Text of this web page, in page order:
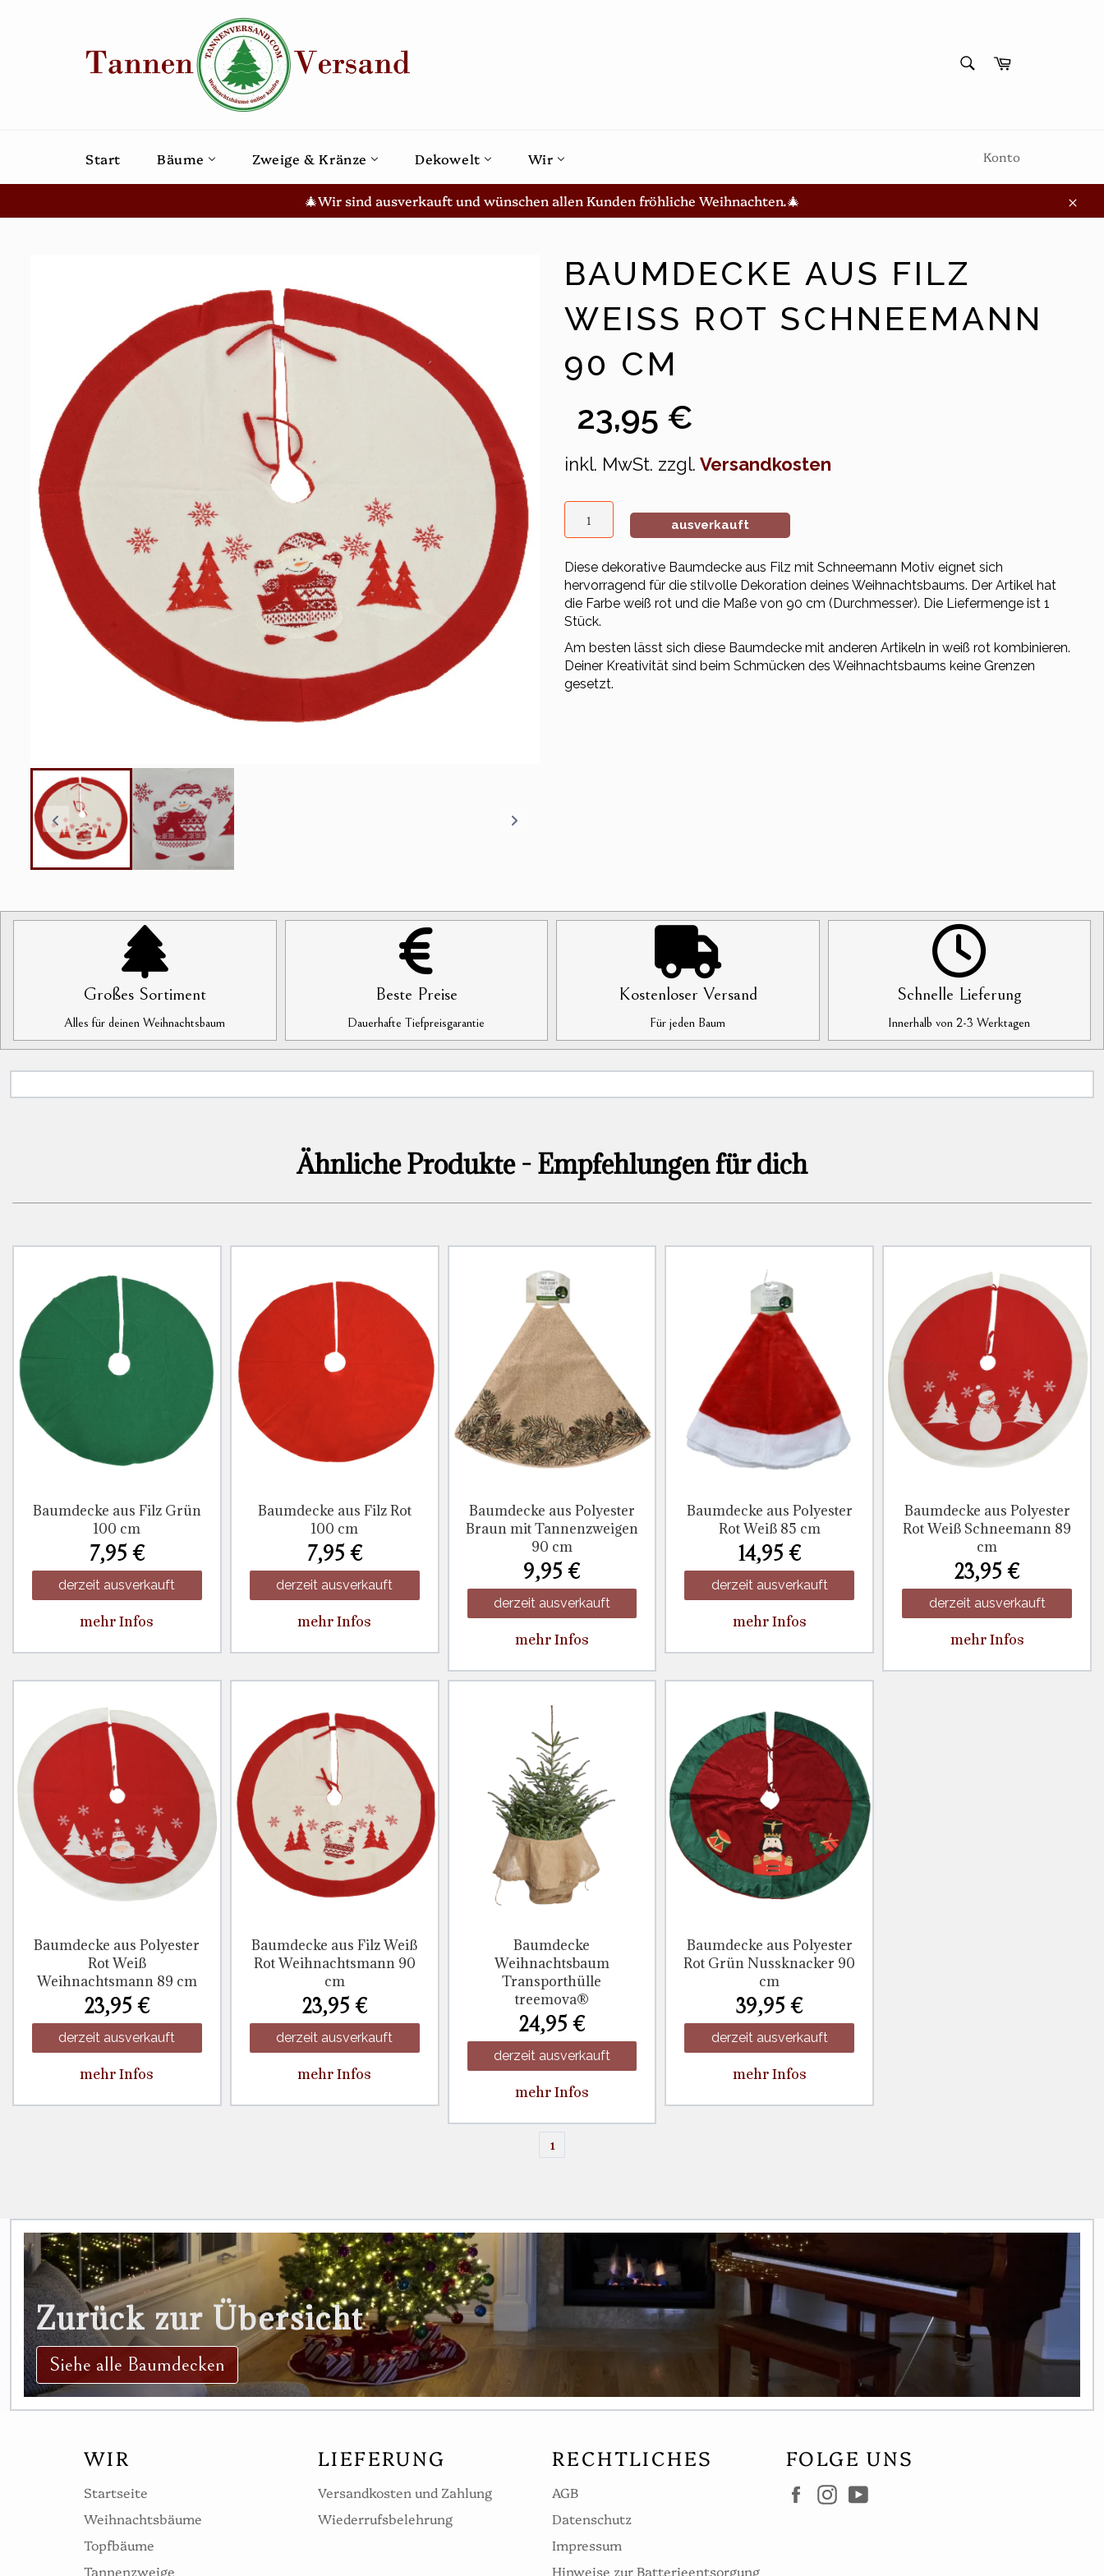
Warenkorb
Start Bäume Zweige & Kränze Dekowelt Wir Konto
🎄Wir sind ausverkauft und wünschen allen Kunden fröhliche Weihnachten.🎄
BAUMDECKE AUS FILZ
WEISS ROT SCHNEEMANN 9
0 CM
23,95 €
inkl. MwSt. zzgl. Versandkosten
ausverkauft
Diese dekorative Baumdecke aus Filz mit Schneemann Motiv eignet sich
hervorragend für die stilvolle Dekoration deines Weihnachtsbaums. Der Artikel hat
die Farbe weiß rot und die Maße von 90 cm (Durchmesser). Die Liefermenge ist 1
Stück.
Am besten lässt sich diese Baumdecke mit anderen Artikeln in weiß rot kombinieren.
Deiner Kreativität sind beim Schmücken des Weihnachtsbaums keine Grenzen
gesetzt.
Großes Sortiment
Alles für deinen Weihnachtsbaum
Beste Preise
Dauerhafte Tiefpreisgarantie
Kostenloser Versand
Für jeden Baum
Schnelle Lieferung
Innerhalb von 2-3 Werktagen
Ähnliche Produkte - Empfehlungen für dich
Baumdecke aus Filz Grün
100 cm
7,95 €
derzeit ausverkauft
mehr Infos
Baumdecke aus Filz Rot
100 cm
7,95 €
derzeit ausverkauft
mehr Infos
Baumdecke aus Polyester
Braun mit Tannenzweigen
90 cm
9,95 €
derzeit ausverkauft
mehr Infos
Baumdecke aus Polyester
Rot Weiß 85 cm
14,95 €
derzeit ausverkauft
mehr Infos
Baumdecke aus Polyester
Rot Weiß Schneemann 89
cm
23,95 €
derzeit ausverkauft
mehr Infos
Baumdecke aus Polyester
Rot Weiß
Weihnachtsmann 89 cm
23,95 €
derzeit ausverkauft
mehr Infos
Baumdecke aus Filz Weiß
Rot Weihnachtsmann 90
cm
23,95 €
derzeit ausverkauft
mehr Infos
Baumdecke
Weihnachtsbaum
Transporthülle
treemova®
24,95 €
derzeit ausverkauft
mehr Infos
Baumdecke aus Polyester
Rot Grün Nussknacker 90
cm
39,95 €
derzeit ausverkauft
mehr Infos
1
Zurück zur Übersicht
Siehe alle Baumdecken
WIR
Startseite
Weihnachtsbäume
Topfbäume
Tannenzweige
LIEFERUNG
Versandkosten und Zahlung
Wiederrufsbelehrung
RECHTLICHES
AGB
Datenschutz
Impressum
Hinweise zur Batterieentsorgung
FOLGE UNS
FacebookInstagram